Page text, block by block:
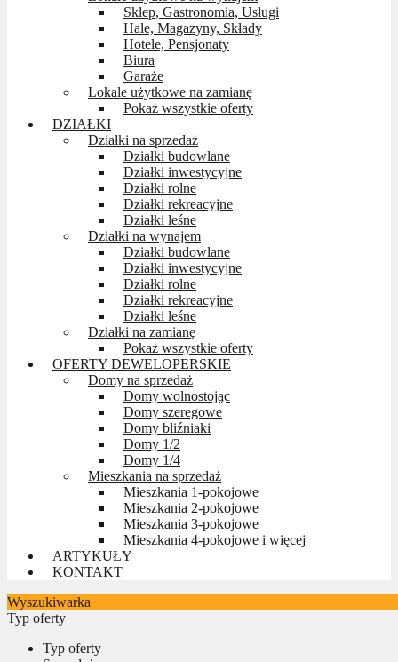
Sklep, Gastronomia, Usługi
Hale, Magazyny, Składy
Hotele, Pensjonaty
Biura
Garaże
Lokale użytkowe na zamianę
Pokaż wszystkie oferty
DZIAŁKI
Działki na sprzedaż
Działki budowlane
Działki inwestycyjne
Działki rolne
Działki rekreacyjne
Działki leśne
Działki na wynajem
Działki budowlane
Działki inwestycyjne
Działki rolne
Działki rekreacyjne
Działki leśne
Działki na zamianę
Pokaż wszystkie oferty
OFERTY DEWELOPERSKIE
Domy na sprzedaż
Domy wolnostojąc
Domy szeregowe
Domy bliźniaki
Domy 1/2
Domy 1/4
Mieszkania na sprzedaż
Mieszkania 1-pokojowe
Mieszkania 2-pokojowe
Mieszkania 3-pokojowe
Mieszkania 4-pokojowe i więcej
ARTYKUŁY
KONTAKT
Wyszukiwarka
Typ oferty
Typ oferty